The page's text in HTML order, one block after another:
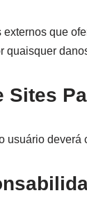
que
quaisquer
Sites
usuário